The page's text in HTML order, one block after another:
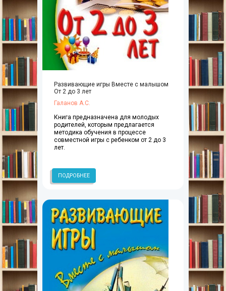
Развивающие игры Вместе с малышом
От 2 до 3 лет
Галанов А.С.
Книга предназначена для молодых
родителей, которым предлагается
методика обучения в процессе
совместной игры с ребенком от 2 до 3
лет.
ПОДРОБНЕЕ